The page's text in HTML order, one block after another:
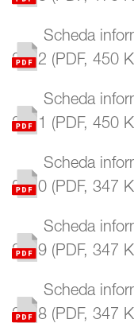
Scheda
2022 (PDF, 450
Scheda
2021 (PDF, 450
Scheda
2020 (PDF, 347
Scheda
2019 (PDF, 347
Scheda
2018 (PDF, 347